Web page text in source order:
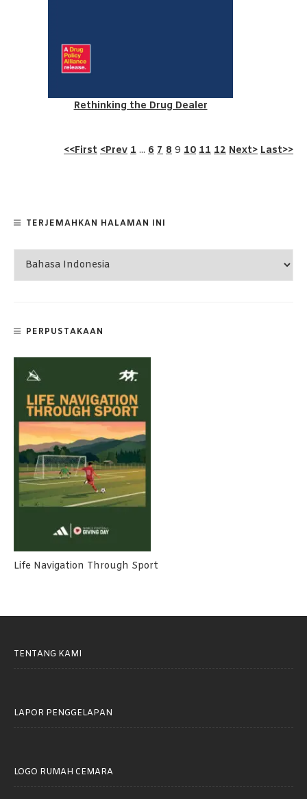
Rethinking the Drug Dealer
<<First <Prev 1 ... 6 7 8 9 10 11 12 Next> Last>>
TERJEMAHKAN HALAMAN INI
PERPUSTAKAAN
Life Navigation Through Sport
TENTANG KAMI
LAPOR PENGGELAPAN
LOGO RUMAH CEMARA